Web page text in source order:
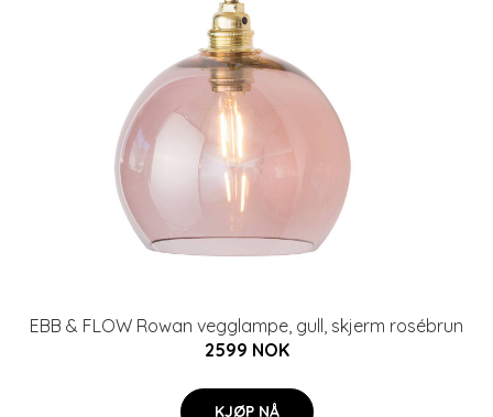
EBB & FLOW Rowan vegglampe, gull, skjerm rosébrun
2599 NOK
KJØP NÅ